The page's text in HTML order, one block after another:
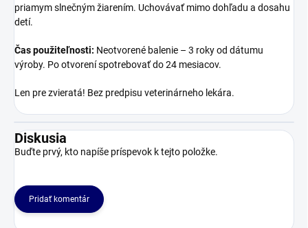
priamym slnečným žiarením. Uchovávať mimo dohľadu a dosahu
detí.
Čas použiteľnosti: Neotvorené balenie – 3 roky od dátumu
výroby. Po otvorení spotrebovať do 24 mesiacov.
Len pre zvieratá! Bez predpisu veterinárneho lekára.
Diskusia
Buďte prvý, kto napíše príspevok k tejto položke.
Pridať komentár